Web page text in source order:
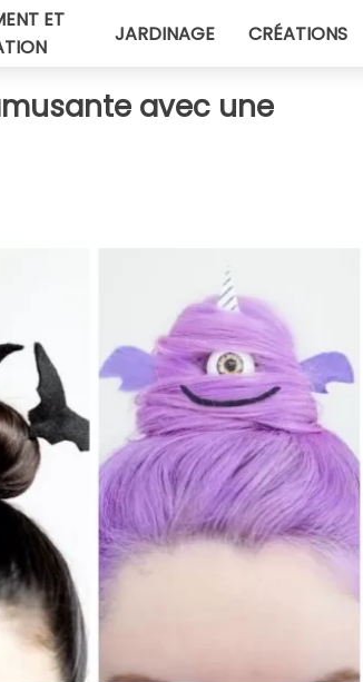
ET
JARDINAGE CRÉATIONS
avec une